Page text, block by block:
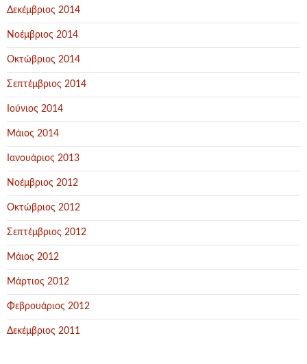
Δεκέμβριος 2014
Νοέμβριος 2014
Οκτώβριος 2014
Σεπτέμβριος 2014
Ιούνιος 2014
Μάιος 2014
Ιανουάριος 2013
Νοέμβριος 2012
Οκτώβριος 2012
Σεπτέμβριος 2012
Μάιος 2012
Μάρτιος 2012
Φεβρουάριος 2012
Δεκέμβριος 2011